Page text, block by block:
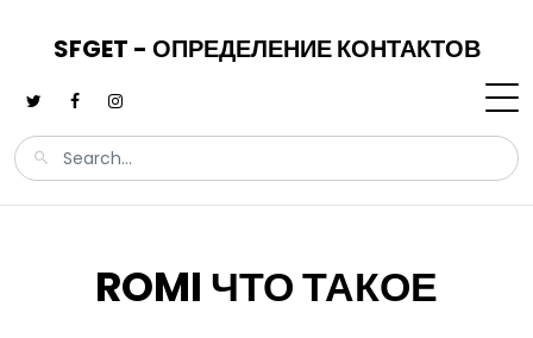
SFGET - ОПРЕДЕЛЕНИЕ КОНТАКТОВ
ROMI ЧТО ТАКОЕ